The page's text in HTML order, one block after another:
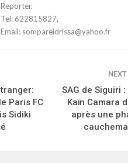
Reporter.
Tel: 622815827,
Email: sompareidrissa@yahoo.fr
Paris FC
Sidiki
SAG de Siguiri
Kaïn Camara
après une